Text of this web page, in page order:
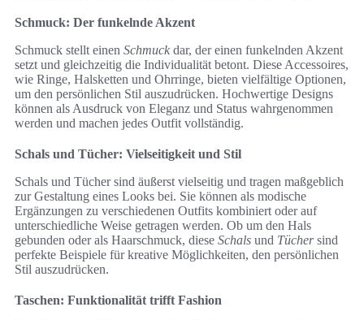
Schmuck: Der funkelnde Akzent
Schmuck stellt einen Schmuck dar, der einen funkelnden Akzent
setzt und gleichzeitig die Individualität betont. Diese Accessoires,
wie Ringe, Halsketten und Ohrringe, bieten vielfältige Optionen,
um den persönlichen Stil auszudrücken. Hochwertige Designs
können als Ausdruck von Eleganz und Status wahrgenommen
werden und machen jedes Outfit vollständig.
Schals und Tücher: Vielseitigkeit und Stil
Schals und Tücher sind äußerst vielseitig und tragen maßgeblich
zur Gestaltung eines Looks bei. Sie können als modische
Ergänzungen zu verschiedenen Outfits kombiniert oder auf
unterschiedliche Weise getragen werden. Ob um den Hals
gebunden oder als Haarschmuck, diese Schals und Tüchersind
perfekte Beispiele für kreative Möglichkeiten, den persönlichen
Stil auszudrücken.
Taschen: Funktionalität trifft Fashion